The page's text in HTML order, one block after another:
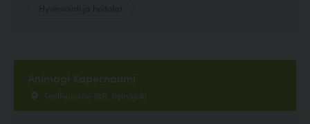
Animagi Kapernaumi
Teollisuustie 18B, Seinäjoki